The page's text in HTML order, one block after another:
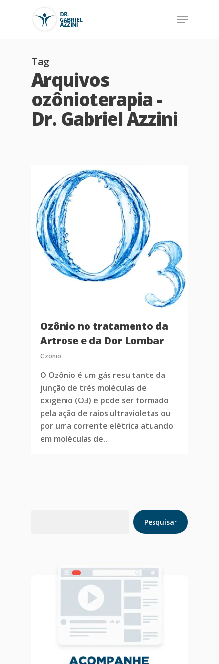
Tag
Arquivos
ozônioterapia -
Dr. Gabriel Azzini
Ozônio no tratamento da
Artrose e da Dor Lombar
Ozônio
O Ozônio é um gás resultante da
junção de três moléculas de
oxigênio (O3) e pode ser formado
pela ação de raios ultravioletas ou
por uma corrente elétrica atuando
em moléculas de…
Pesquisar
Blog
Livro 128 Receitas
Contato
Publicações